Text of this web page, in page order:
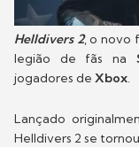
Helldivers 2, o novo
legião de fãs na
jogadores de Xbox.
Lançado
Helldivers 2 se